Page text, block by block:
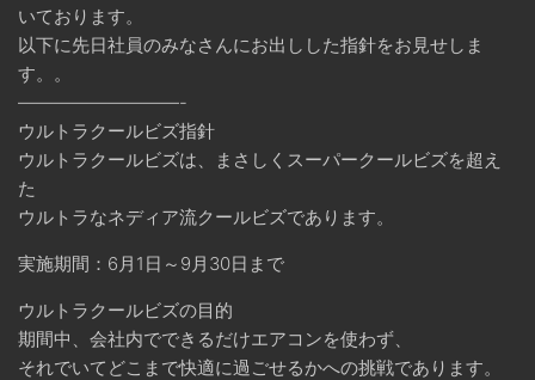
いております。
以下に先日社員のみなさんにお出しした指針をお見せしま
す。。
—————————-
ウルトラクールビズ指針
ウルトラクールビズは、まさしくスーパークールビズを超え
た
ウルトラなネディア流クールビズであります。
実施期間：6月1日～9月30日まで
ウルトラクールビズの目的
期間中、会社内でできるだけエアコンを使わず、
それでいてどこまで快適に過ごせるかへの挑戦であります。